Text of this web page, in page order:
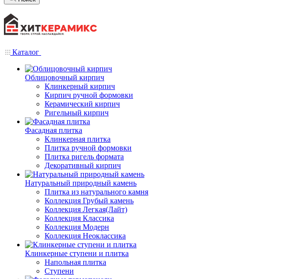
Каталог
Облицовочный кирпич
Клинкерный кирпич
Кирпич ручной формовки
Керамический кирпич
Ригельный кирпич
Фасадная плитка
Клинкерная плитка
Плитка ручной формовки
Плитка ригель формата
Декоративный кирпич
Натуральный природный камень
Плитка из натурального камня
Коллекция Грубый камень
Коллекция Легкая(Лайт)
Коллекция Классика
Коллекция Модерн
Коллекция Неоклассика
Клинкерные ступени и плитка
Напольная плитка
Ступени